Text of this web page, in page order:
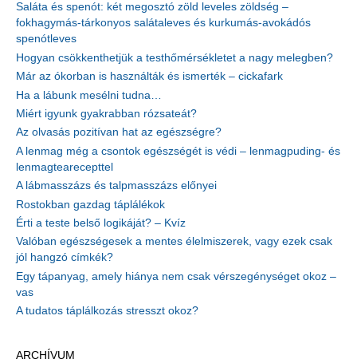
Saláta és spenót: két megosztó zöld leveles zöldség –
fokhagymás-tárkonyos salátaleves és kurkumás-avokádós
spenótleves
Hogyan csökkenthetjük a testhőmérsékletet a nagy melegben?
Már az ókorban is használták és ismerték – cickafark
Ha a lábunk mesélni tudna…
Miért igyunk gyakrabban rózsateát?
Az olvasás pozitívan hat az egészségre?
A lenmag még a csontok egészségét is védi – lenmagpuding- és
lenmagtearecepttel
A lábmasszázs és talpmasszázs előnyei
Rostokban gazdag táplálékok
Érti a teste belső logikáját? – Kvíz
Valóban egészségesek a mentes élelmiszerek, vagy ezek csak
jól hangzó címkék?
Egy tápanyag, amely hiánya nem csak vérszegénységet okoz –
vas
A tudatos táplálkozás stresszt okoz?
ARCHÍVUM